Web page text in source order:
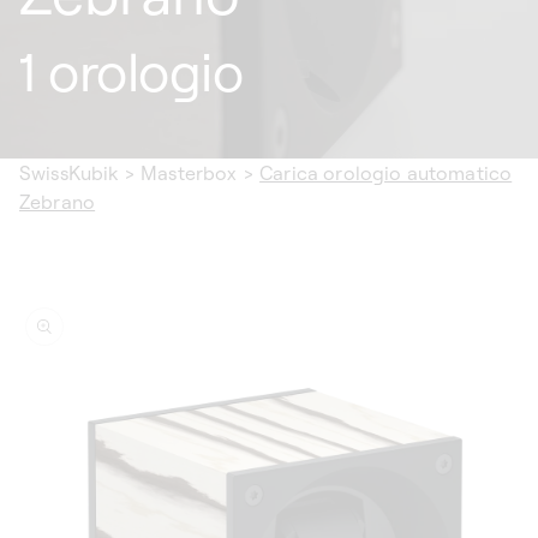
1 orologio
SwissKubik > Masterbox > Carica orologio automatico
Zebrano